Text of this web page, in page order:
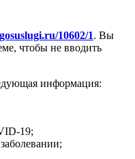
10602/1. Вы
чтобы не вводить
информация:
19;